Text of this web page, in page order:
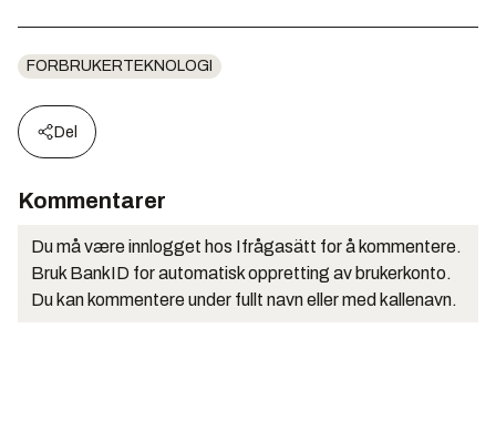
FORBRUKERTEKNOLOGI
Del
Kommentarer
Du må være innlogget hos Ifrågasätt for å kommentere.
Bruk BankID for automatisk oppretting av brukerkonto.
Du kan kommentere under fullt navn eller med kallenavn.